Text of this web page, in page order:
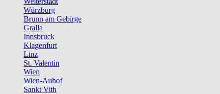
Würzburg
Brunn am Gebirge
Gralla
Innsbruck
Klagenfurt
Linz
St. Valentin
Wien
Wien-Auhof
Sankt Vith